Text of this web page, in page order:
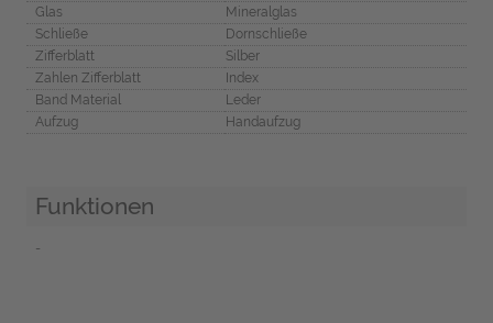
Glas
Mineralglas
Schließe
Dornschließe
Zifferblatt
Silber
Zahlen Zifferblatt
Index
Band Material
Leder
Aufzug
Handaufzug
Funktionen
-